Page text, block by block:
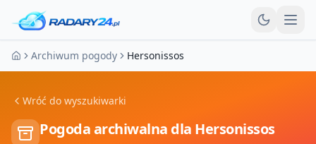
Strona główna
Archiwum pogody Hersonissos
Wróć do wyszukiwarki
Pogoda archiwalna dla Hersonissos